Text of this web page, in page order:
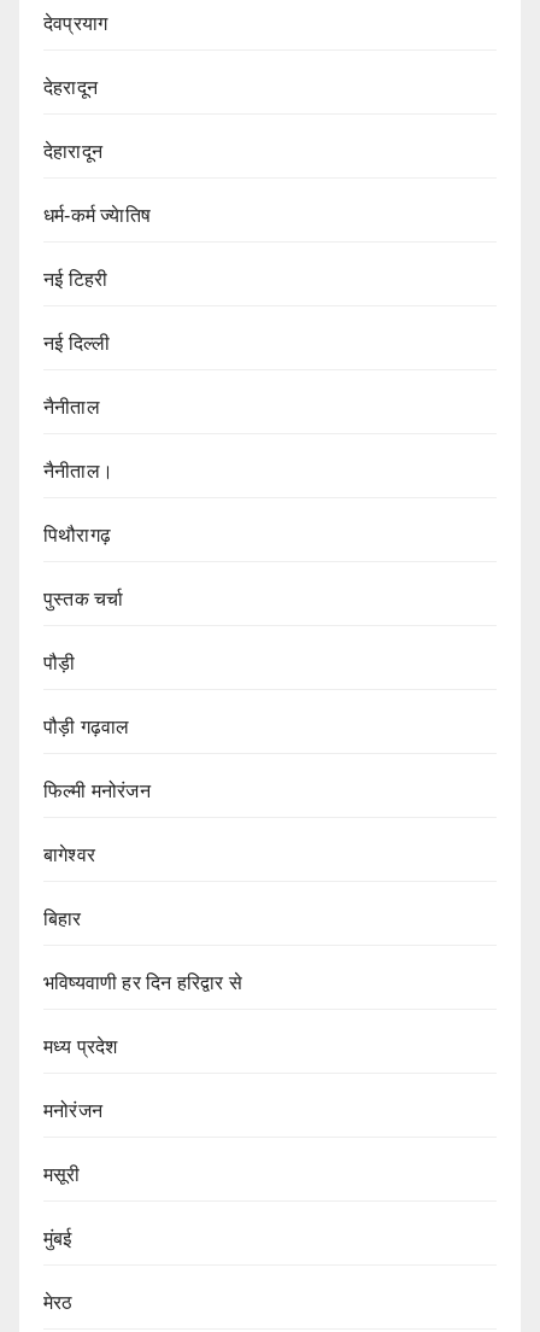
देवप्रयाग
देहरादून
देहारादून
धर्म-कर्म ज्येातिष
नई टिहरी
नई दिल्ली
नैनीताल
नैनीताल।
पिथौरागढ़
पुस्तक चर्चा
पौड़ी
पौड़ी गढ़वाल
फिल्मी मनोरंजन
बागेश्वर
बिहार
भविष्यवाणी हर दिन हरिद्वार से
मध्य प्रदेश
मनोरंजन
मसूरी
मुंबई
मेरठ